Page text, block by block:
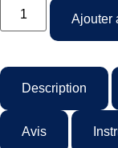
Ajouter
Description
Avis